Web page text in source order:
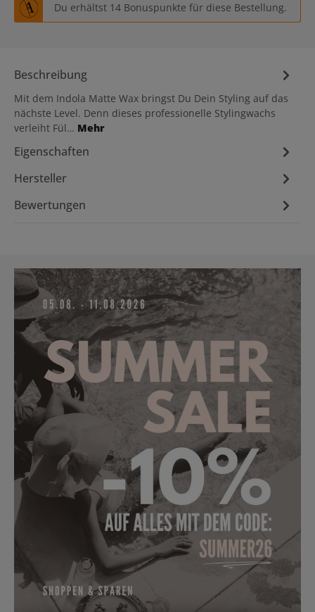
Du erhältst 14 Bonuspunkte für diese Bestellung.
Beschreibung
Mit dem Indola Matte Wax bringst Du Dein Styling auf das
nächste Level. Denn dieses professionelle Stylingwachs
verleiht Fül… Mehr
Eigenschaften
Hersteller
Bewertungen